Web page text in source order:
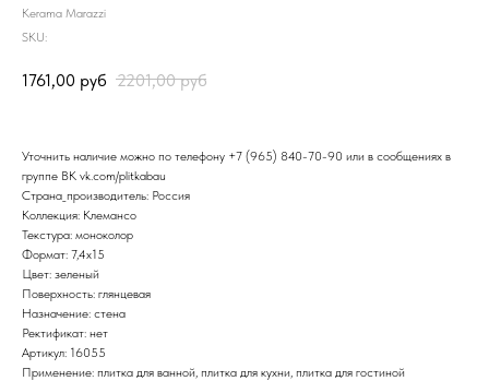
Kerama Marazzi
SKU:
1761,00 руб 2201,00 руб
Уточнить наличие можно по телефону +7 (965) 840-70-90 или в сообщениях в
группе ВК vk.com/plitkabau
Страна_производитель: Россия
Коллекция: Клемансо
Текстура: моноколор
Формат: 7,4x15
Цвет: зеленый
Поверхность: глянцевая
Назначение: стена
Ректификат: нет
Артикул: 16055
Применение: плитка для ванной, плитка для кухни, плитка для гостиной